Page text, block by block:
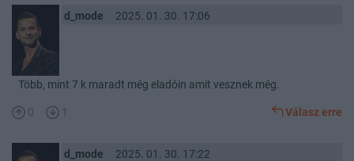
d_mode 2025. 01. 30. 17:06
Több, mint 7 k maradt még eladóin amit vesznek még.
0 1 Válasz erre
d_mode 2025. 01. 30. 17:22